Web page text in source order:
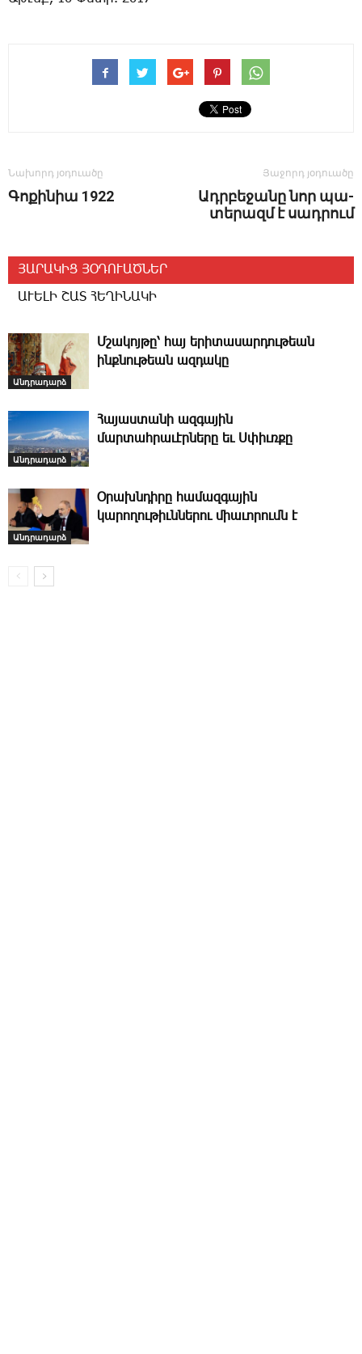
Նախորդ յօդուածը
Գոքինիա 1922
Յաջորդ յօդուածը
Ադր­բե­ջա­նը նոր պա­
տե­րազմ է սադ­րում
ՅԱՐԱԿԻՑ ՅՕԴՈՒԱԾՆԵՐ
ԱՒԵԼԻ ՇԱՏ ՀԵՂԻՆԱԿԻ
Անդրադարձ
Մշակոյթը՝ հայ երիտասարդութեան
ինքնութեան ազդակը
Անդրադարձ
Հայաստանի ազգային
մարտահրաւէրները եւ Սփիւռքը
Անդրադարձ
Օ­րախնդիրը համազգային
կարողութիւններու միաւորումն է